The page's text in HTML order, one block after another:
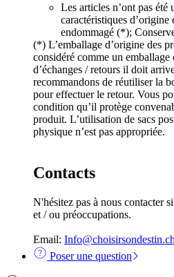
Les articles n’ont pas été
caractéristiques d’origine
endommagé (*);
(*) L’emballage d’origine des
considéré comme un emballage
d’échanges / retours il doit
recommandons de réutiliser la
pour effectuer le retour. Vous
condition qu’il protège
produit. L’utilisation de sacs
physique n’est pas appropriée.
Contacts
N'hésitez pas à nous contacter
et / ou préoccupations.
Email: Info@choisirsondestin.ch
Poser une question